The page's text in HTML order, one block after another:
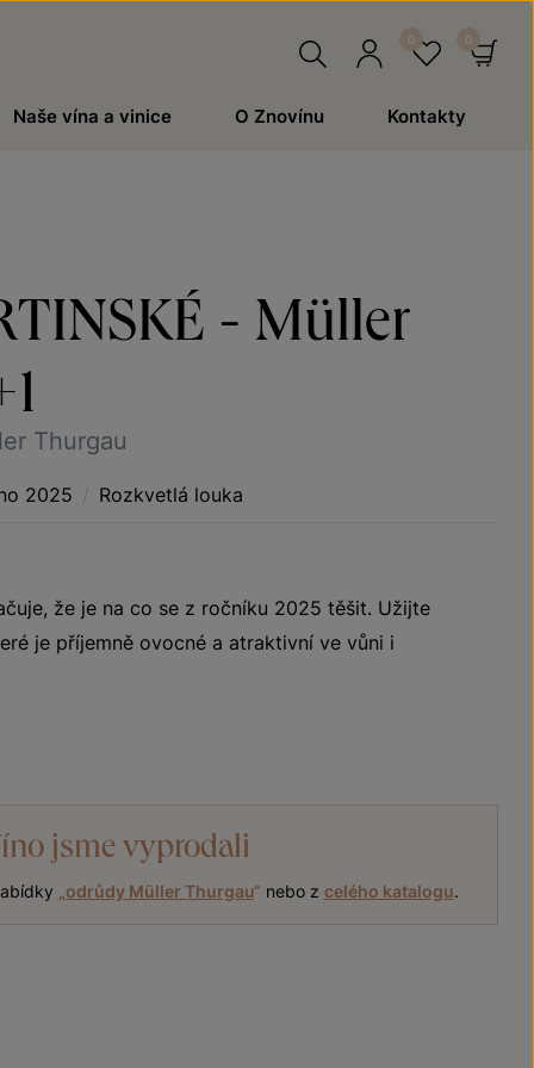
Naše vína a vinice O Znovínu Kontakty
- Müller
Thurgau
2025 / Rozkvetlá louka
že je na co se z ročníku 2025 těšit. Užijte
je příjemně ovocné a atraktivní ve vůni i
jsme vyprodali
odrůdy Müller Thurgau“ nebo z celého katalogu.